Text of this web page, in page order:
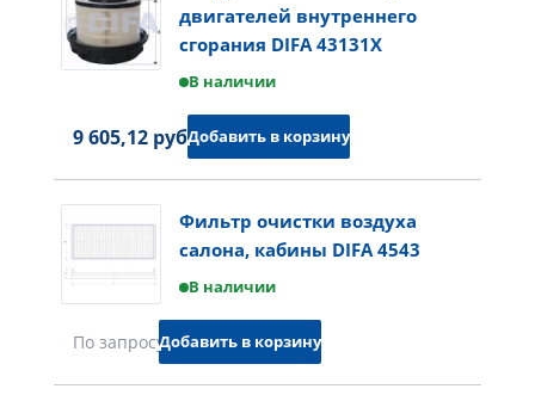
двигателей внутреннего
сгорания DIFA 43131X
В наличии
9 605,12 руб.Добавить в корзину
Фильтр очистки воздуха
салона, кабины DIFA 4543
В наличии
По запросуДобавить в корзину